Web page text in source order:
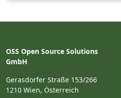
OSS Open Source Solutions
GmbH
Gerasdorfer Straße 153/266
1210 Wien, Österreich